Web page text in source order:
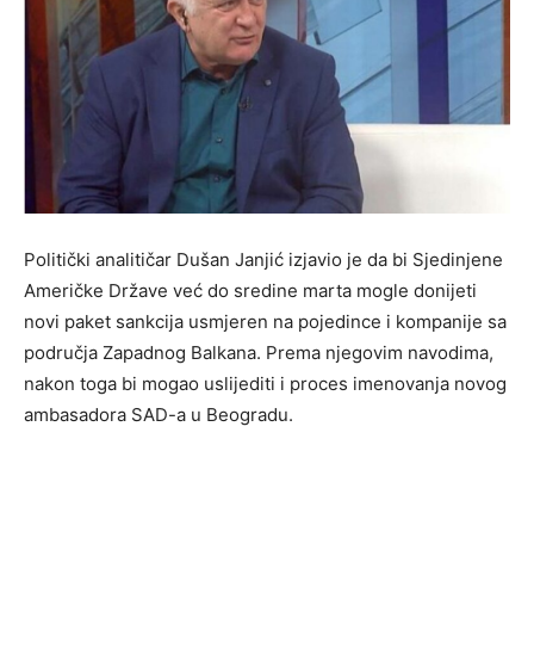
Politički analitičar Dušan Janjić izjavio je da bi Sjedinjene
Američke Države već do sredine marta mogle donijeti
novi paket sankcija usmjeren na pojedince i kompanije sa
područja Zapadnog Balkana. Prema njegovim navodima,
nakon toga bi mogao uslijediti i proces imenovanja novog
ambasadora SAD-a u Beogradu.